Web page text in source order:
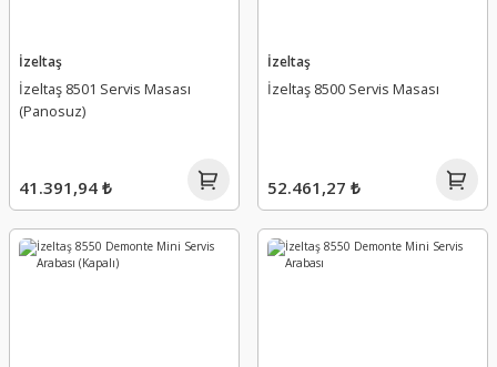
İzeltaş
İzeltaş 8501 Servis Masası
(Panosuz)
41.391,94 ₺
İzeltaş
İzeltaş 8500 Servis Masası
52.461,27 ₺